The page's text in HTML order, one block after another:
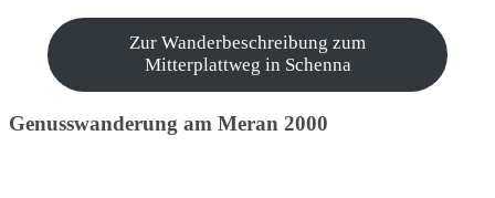
Zur Wanderbeschreibung zum
Mitterplattweg in Schenna
Genusswanderung am Meran 2000